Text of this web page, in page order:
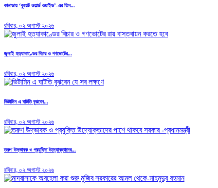
কানাডায় ‘কুয়েট ওয়ার্ল্ড ওয়াইড’-এর তিন...
রবিবার, ০২ অগাস্ট ২০২৬
জুলাই হত্যাকাণ্ডের বিচার ও গণভোটের...
রবিবার, ০২ অগাস্ট ২০২৬
ভিটামিন এ ঘাটতি বুঝবেন...
রবিবার, ০২ অগাস্ট ২০২৬
তরুণ উদ্ভাবক ও প্রযুক্তি উদ্যোক্তাদের...
রবিবার, ০২ অগাস্ট ২০২৬